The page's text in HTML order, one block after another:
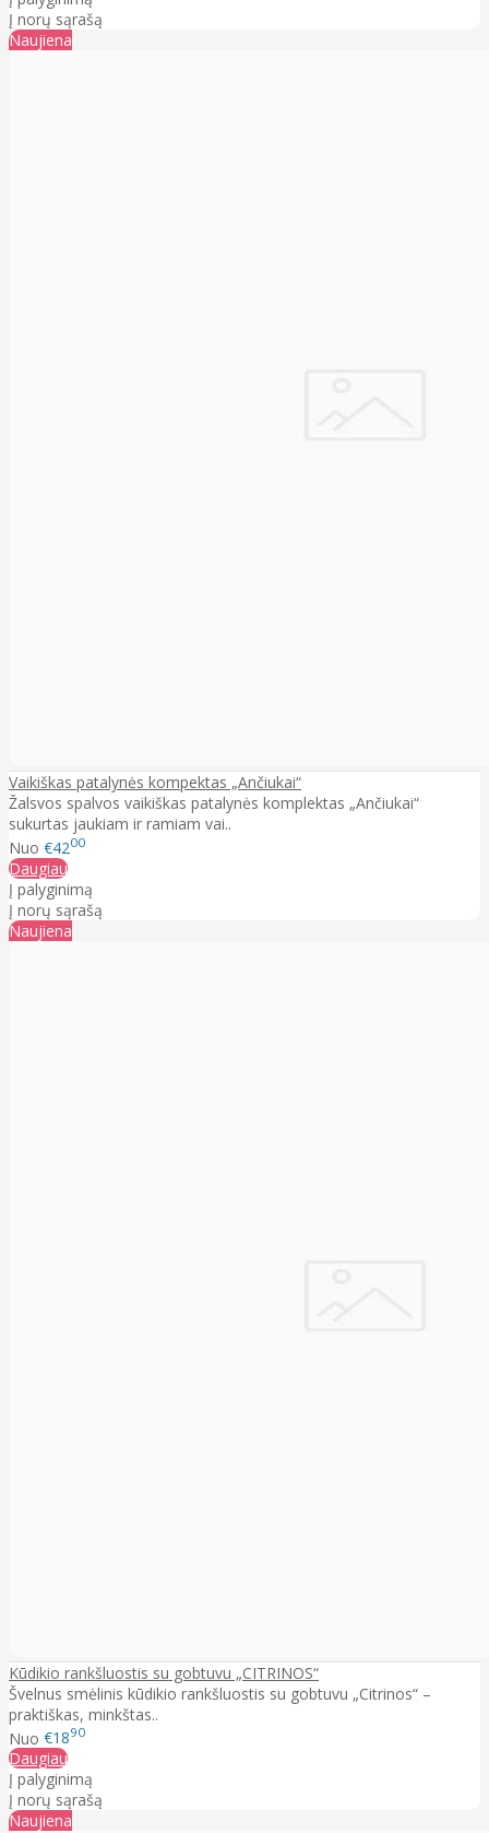
Į norų sąrašą
Naujiena
Vaikiškas patalynės kompektas „Ančiukai“
Žalsvos spalvos vaikiškas patalynės komplektas „Ančiukai“
sukurtas jaukiam ir ramiam vai..
Nuo €4200
Daugiau
Į palyginimą
Į norų sąrašą
Naujiena
Kūdikio rankšluostis su gobtuvu „CITRINOS“
Švelnus smėlinis kūdikio rankšluostis su gobtuvu „Citrinos“ –
praktiškas, minkštas..
Nuo €1890
Daugiau
Į palyginimą
Į norų sąrašą
Naujiena